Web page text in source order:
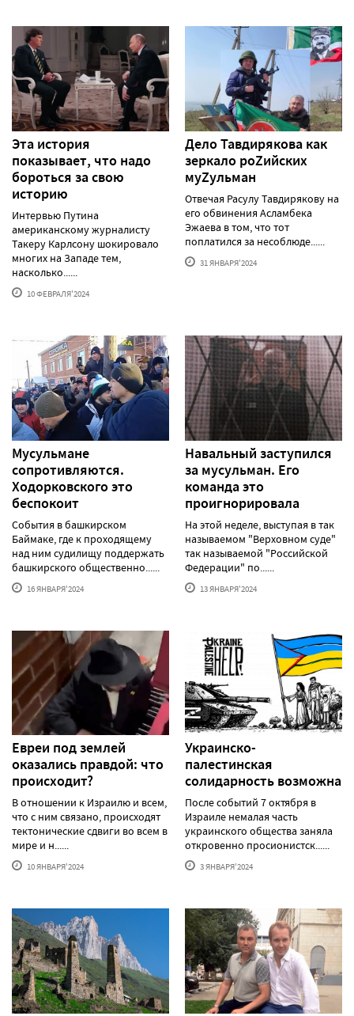
Эта история
показывает, что надо
бороться за свою
историю
Интервью Путина
американскому журналисту
Такеру Карлсону шокировало
многих на Западе тем,
насколько......
10 ФЕВРАЛЯ'2024
Дело Тавдирякова как
зеркало роZийских
муZульман
Отвечая Расулу Тавдирякову на
его обвинения Асламбека
Эжаева в том, что тот
поплатился за несоблюде......
31 ЯНВАРЯ'2024
Мусульмане
сопротивляются.
Ходорковского это
беспокоит
События в башкирском
Баймаке, где к проходящему
над ним судилищу поддержать
башкирского общественно......
16 ЯНВАРЯ'2024
Навальный заступился
за мусульман. Его
команда это
проигнорировала
На этой неделе, выступая в так
называемом "Верховном суде"
так называемой "Российской
Федерации" по......
13 ЯНВАРЯ'2024
Евреи под землей
оказались правдой: что
происходит?
В отношении к Израилю и всем,
что с ним связано, происходят
тектонические сдвиги во всем в
мире и н......
10 ЯНВАРЯ'2024
Украинско-
палестинская
солидарность возможна
После событий 7 октября в
Израиле немалая часть
украинского общества заняла
откровенно просионистск......
3 ЯНВАРЯ'2024